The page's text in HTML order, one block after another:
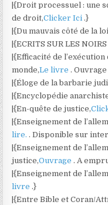
|{Droit processuel : une
de droit,Clicker Ici.}
|{Du mauvais côté de la
|{ECRITS SUR LES
|{Efficacité de
monde,Le livre.
|{Éloge de la barbarie
|{Encyclopédie
|{En-quête de justice,
|{Enseignement de
lire.. Disponible sur
|{Enseignement de
justice,Ouvrage. A
|{Enseignement de
livre.}
|{Entre Bible et Coran/